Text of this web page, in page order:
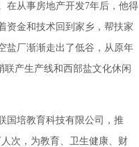
从事房地产开发7年后，他得
资金和技术回到家乡，帮扶家
盐厂渐渐走出了低谷，从原年
联产生产线和西部盐文化休闲
培教育科技有限公司，推
次，为教育、卫生健康、财